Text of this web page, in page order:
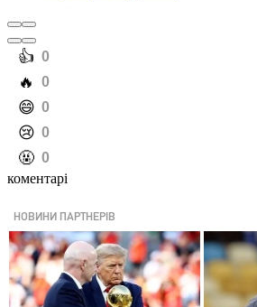
️👍 0
️🔥 0
️😄 0
️😢 0
️🤬 0
коментарі